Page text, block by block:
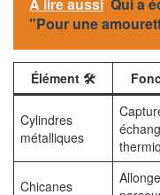
"Pour une
Élément 🛠️
Cylindres
métalliques
Chicanes